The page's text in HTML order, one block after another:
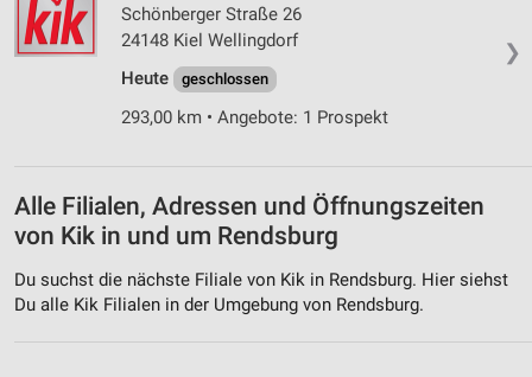
❯
Schönberger Straße 26
24148 Kiel Wellingdorf
Heute
geschlossen
293,00 km • Angebote: 1 Prospekt
Alle Filialen, Adressen und Öffnungszeiten
von Kik in und um Rendsburg
Du suchst die nächste Filiale von Kik in Rendsburg. Hier siehst
Du alle Kik Filialen in der Umgebung von Rendsburg.
Notwendig
Performance